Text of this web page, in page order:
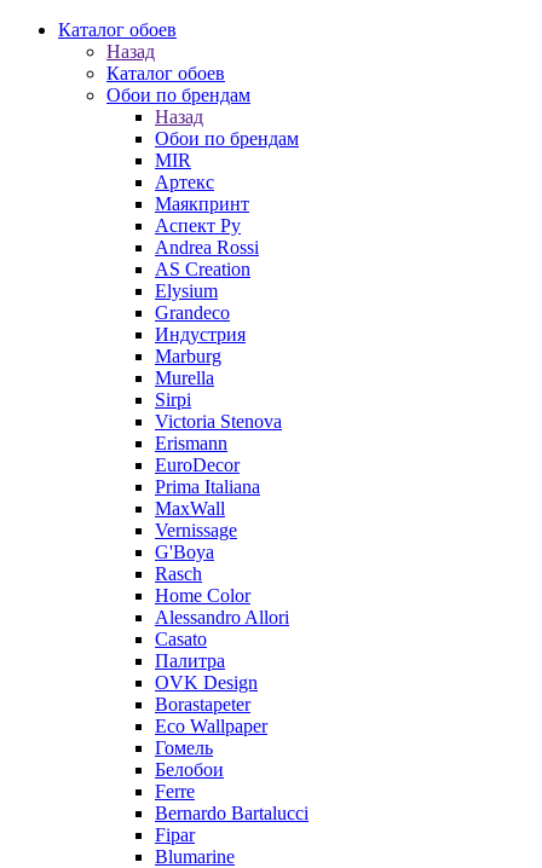
Каталог обоев
Назад
Каталог обоев
Обои по брендам
Назад
Обои по брендам
MIR
Артекс
Маякпринт
Аспект Ру
Andrea Rossi
AS Creation
Elysium
Grandeco
Индустрия
Marburg
Murella
Sirpi
Victoria Stenova
Erismann
EuroDecor
Prima Italiana
MaxWall
Vernissage
G'Boya
Rasch
Home Color
Alessandro Allori
Casato
Палитра
OVK Design
Borastapeter
Eco Wallpaper
Гомель
Белобои
Ferre
Bernardo Bartalucci
Fipar
Blumarine